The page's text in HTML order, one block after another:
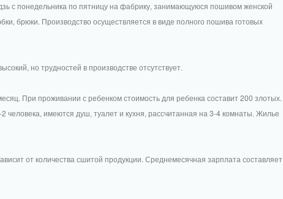
с понедельника по пятницу на фабрику, занимающуюся пошивом женской
брюки. Производство осуществляется в виде полного пошива готовых
но трудностей в производстве отсутствует.
При проживании с ребенком стоимость для ребенка составит 200 злотых.
имеются душ, туалет и кухня, рассчитанная на 3-4 комнаты. Жилье
от количества сшитой продукции. Среднемесячная зарплата составляет